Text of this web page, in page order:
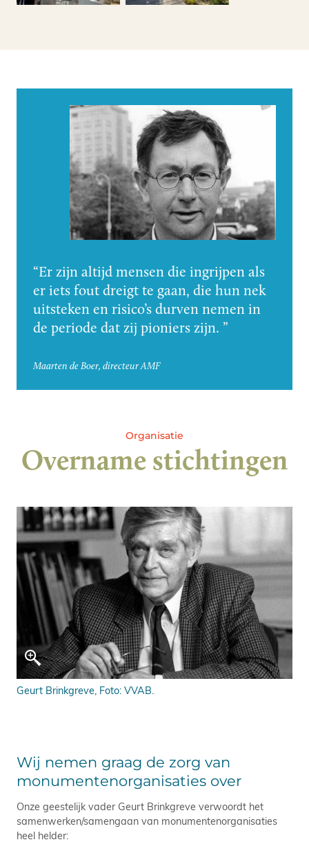
Er zijn altijd mensen die ingrijpen als
er iets fout dreigt te gaan, die hun nek
uitsteken en risico’s durven nemen in
de periode dat zij pioniers zijn.
Maarten de Boer, directeur AMF
Organisatie
Overname stichtingen
Geurt Brinkgreve, Foto: VVAB.
Wij nemen graag de zorg van
monumentenorganisaties over
Onze geestelijk vader Geurt Brinkgreve verwoordt het
samenwerken/samengaan van monumentenorganisaties
heel helder: